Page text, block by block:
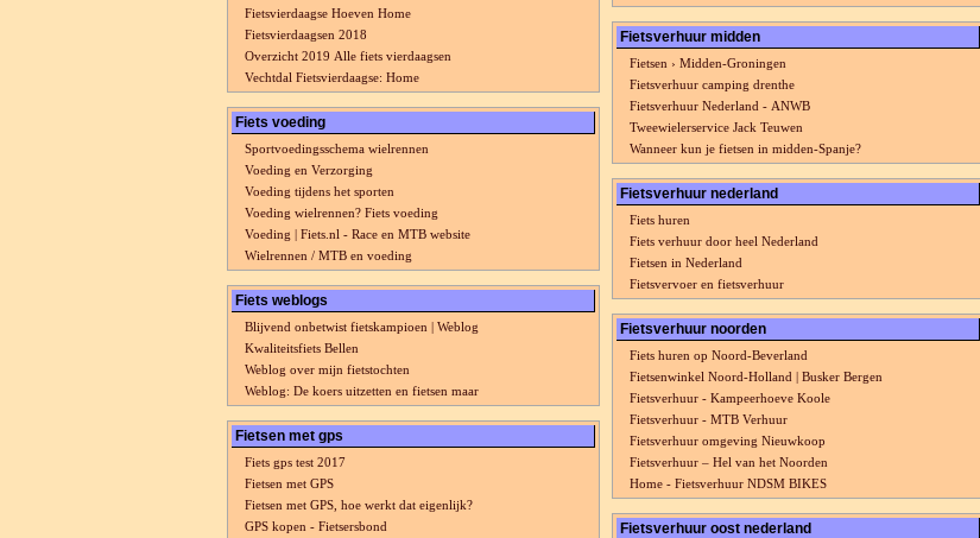
Fietsvierdaagse Hoeven Home
Fietsvierdaagsen 2018
Overzicht 2019 Alle fiets vierdaagsen
Vechtdal Fietsvierdaagse: Home
Fiets voeding
Sportvoedingsschema wielrennen
Voeding en Verzorging
Voeding tijdens het sporten
Voeding wielrennen? Fiets voeding
Voeding | Fiets.nl - Race en MTB website
Wielrennen / MTB en voeding
Fiets weblogs
Blijvend onbetwist fietskampioen | Weblog
Kwaliteitsfiets Bellen
Weblog over mijn fietstochten
Weblog: De koers uitzetten en fietsen maar
Fietsen met gps
Fiets gps test 2017
Fietsen met GPS
Fietsen met GPS, hoe werkt dat eigenlijk?
GPS kopen - Fietsersbond
Fietsverhuur midden
Fietsen › Midden-Groningen
Fietsverhuur camping drenthe
Fietsverhuur Nederland - ANWB
Tweewielerservice Jack Teuwen
Wanneer kun je fietsen in midden-Spanje?
Fietsverhuur nederland
Fiets huren
Fiets verhuur door heel Nederland
Fietsen in Nederland
Fietsvervoer en fietsverhuur
Fietsverhuur noorden
Fiets huren op Noord-Beverland
Fietsenwinkel Noord-Holland | Busker Bergen
Fietsverhuur - Kampeerhoeve Koole
Fietsverhuur - MTB Verhuur
Fietsverhuur omgeving Nieuwkoop
Fietsverhuur – Hel van het Noorden
Home - Fietsverhuur NDSM BIKES
Fietsverhuur oost nederland